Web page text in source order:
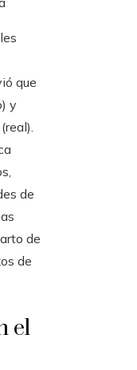
que
y
de
de
de
el